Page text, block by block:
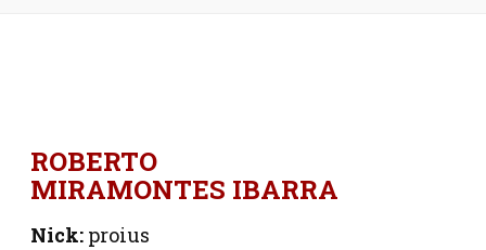
ROBERTO
MIRAMONTES IBARRA
Nick:proius